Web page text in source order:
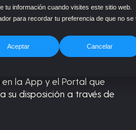
tu información cuando visites este sitio web.
para recordar tu preferencia de que no se
Aceptar Cancelar
”) como
y titular del portal web
“
”) y la app
”) está sensibilizado con
en la App y el Portal que
su disposición a través de